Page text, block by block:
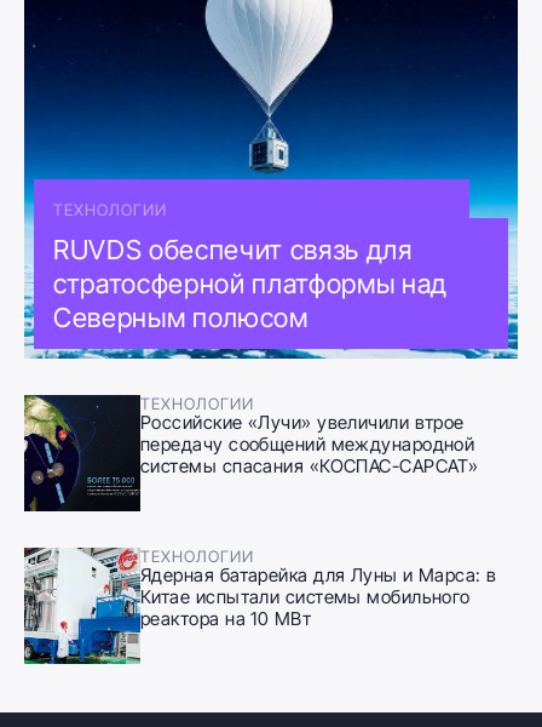
ТЕХНОЛОГИИ
RUVDS обеспечит связь для
стратосферной платформы над
Северным полюсом
ТЕХНОЛОГИИ
Российские «Лучи» увеличили втрое
передачу сообщений международной
системы спасания «КОСПАС-САРСАТ»
ТЕХНОЛОГИИ
Ядерная батарейка для Луны и Марса: в
Китае испытали системы мобильного
реактора на 10 МВт